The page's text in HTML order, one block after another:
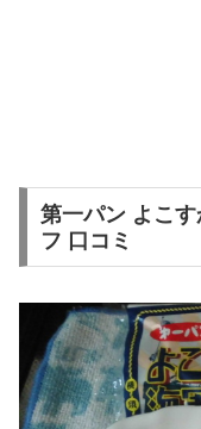
第一パン よこ
フ 口コミ